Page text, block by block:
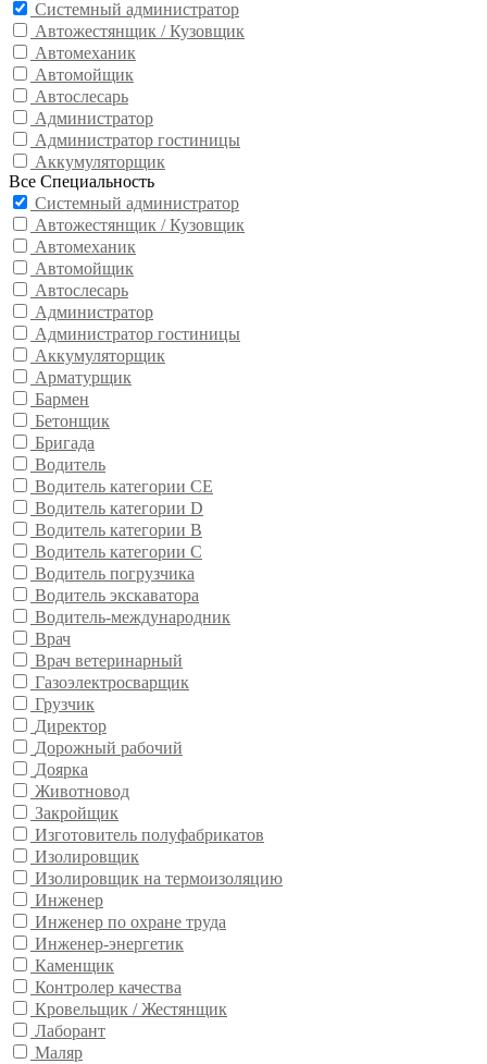
Системный администратор
Автожестянщик / Кузовщик
Автомеханик
Автомойщик
Автослесарь
Администратор
Администратор гостиницы
Аккумуляторщик
Все Специальность
Системный администратор
Автожестянщик / Кузовщик
Автомеханик
Автомойщик
Автослесарь
Администратор
Администратор гостиницы
Аккумуляторщик
Арматурщик
Бармен
Бетонщик
Бригада
Водитель
Водитель категории CE
Водитель категории D
Водитель категории В
Водитель категории С
Водитель погрузчика
Водитель экскаватора
Водитель-международник
Врач
Врач ветеринарный
Газоэлектросварщик
Грузчик
Директор
Дорожный рабочий
Доярка
Животновод
Закройщик
Изготовитель полуфабрикатов
Изолировщик
Изолировщик на термоизоляцию
Инженер
Инженер по охране труда
Инженер-энергетик
Каменщик
Контролер качества
Кровельщик / Жестянщик
Лаборант
Маляр